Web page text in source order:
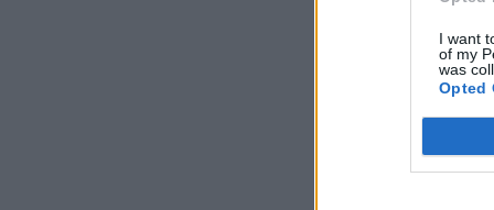
I want
of my
was
Opted
regisztrációhoz
Az előfizetés a
Portfolio.hu
kötéslistái